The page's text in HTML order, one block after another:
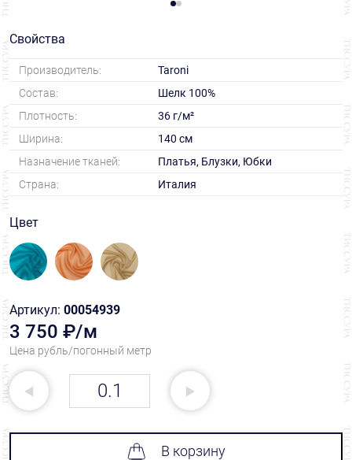
Свойства
Производитель:
Taroni
Состав:
Шелк 100%
Плотность:
36 г/м²
Ширина:
140 см
Назначение тканей:
Платья, Блузки, Юбки
Страна:
Италия
Цвет
Артикул: 00054939
3 750 ₽/м
Цена рубль/погонный метр
В корзину